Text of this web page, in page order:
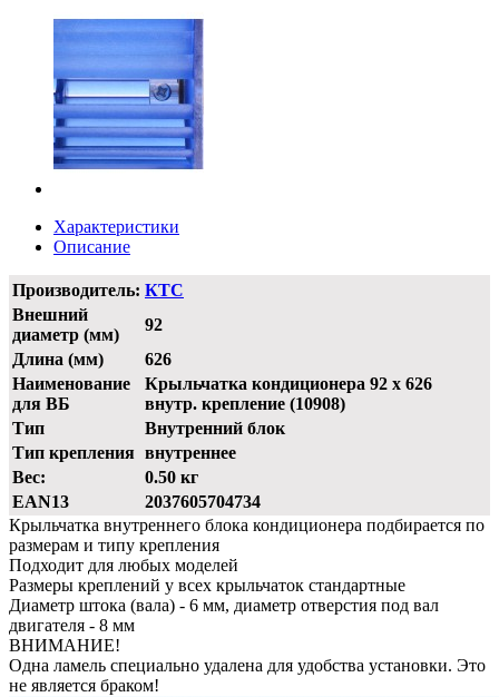
Характеристики
Описание
Производитель: КТС
Внешний
диаметр (мм)
92
Длина (мм)
626
Наименование
для ВБ
Крыльчатка кондиционера 92 x 626
внутр. крепление (10908)
Тип
Внутренний блок
Тип крепления внутреннее
Вес:
0.50 кг
EAN13
2037605704734
Крыльчатка внутреннего блока кондиционера подбирается по
размерам и типу крепления
Подходит для любых моделей
Размеры креплений у всех крыльчаток стандартные
Диаметр штока (вала) - 6 мм, диаметр отверстия под вал
двигателя - 8 мм
ВНИМАНИЕ!
Одна ламель специально удалена для удобства установки. Это
не является браком!